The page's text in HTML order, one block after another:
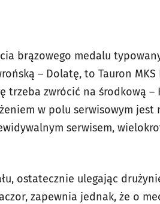
brązowego medalu
– Dolatę, to Tauron
trzeba zwrócić na środkową
w polu serwisowym jest
serwisem,
ostatecznie ulegając
zapewnia jednak, że o